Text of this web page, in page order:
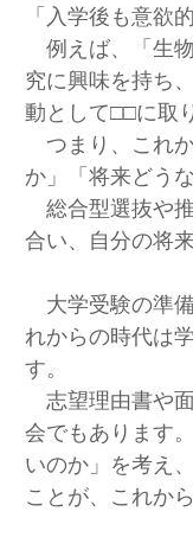
「入学後も意欲
例えば、「生
究に興味を持ち
動として□□に取
つまり、これ
か」「将来どう
総合型選抜や
合い、自分の将
大学受験の準
れからの時代は
す。
志望理由書や
会でもあります
いのか」を考え
ことが、これか